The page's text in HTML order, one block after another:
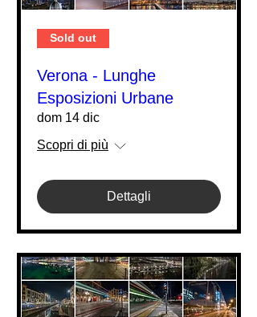
Sold out
Verona - Lunghe
Esposizioni Urbane
dom 14 dic
Scopri di più
Dettagli